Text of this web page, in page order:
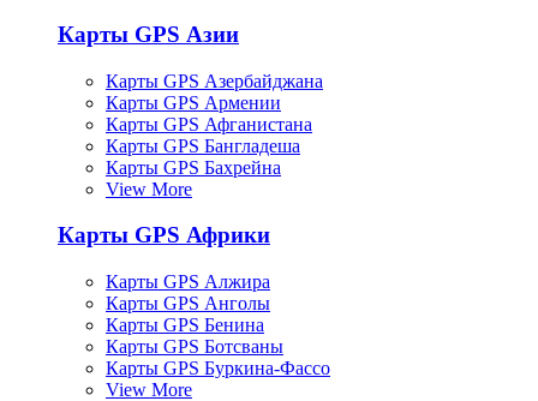
Карты GPS Азии
Карты GPS Азербайджана
Карты GPS Армении
Карты GPS Афганистана
Карты GPS Бангладеша
Карты GPS Бахрейна
View More
Карты GPS Африки
Карты GPS Алжира
Карты GPS Анголы
Карты GPS Бенина
Карты GPS Ботсваны
Карты GPS Буркина-Фассо
View More